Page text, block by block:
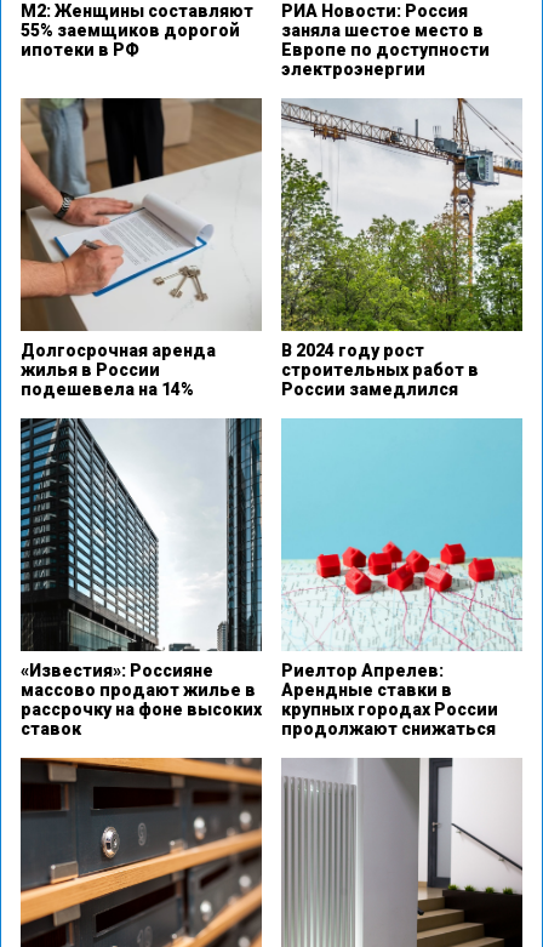
М2: Женщины составляют
55% заемщиков дорогой
ипотеки в РФ
РИА Новости: Россия
заняла шестое место в
Европе по доступности
электроэнергии
Долгосрочная аренда
жилья в России
подешевела на 14%
В 2024 году рост
строительных работ в
России замедлился
«Известия»: Россияне
массово продают жилье в
рассрочку на фоне высоких
ставок
Риелтор Апрелев:
Арендные ставки в
крупных городах России
продолжают снижаться